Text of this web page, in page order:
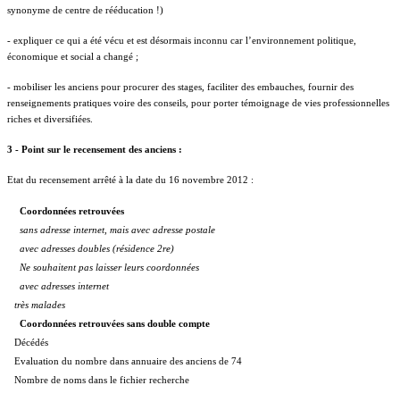
synonyme de centre de rééducation !)
- expliquer ce qui a été vécu et est désormais inconnu car l’environnement politique,
économique et social a changé ;
- mobiliser les anciens pour procurer des stages, faciliter des embauches, fournir des
renseignements pratiques voire des conseils, pour porter témoignage de vies professionnelles
riches et diversifiées.
3 - Point sur le recensement des anciens :
Etat du recensement arrêté à la date du 16 novembre 2012 :
Coordonnées retrouvées
sans adresse internet, mais avec adresse postale
avec adresses doubles (résidence 2re)
Ne souhaitent pas laisser leurs coordonnées
avec adresses internet
très malades
Coordonnées retrouvées sans double compte
Décédés
Evaluation du nombre dans annuaire des anciens de 74
Nombre de noms dans le fichier recherche